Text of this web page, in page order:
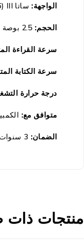
الواجهة: ساتا III (6 جيجابت/ثانية)
الحجم: 2.5 بوصة
سرعة القراءة
سرعة الكتابة
درجة حرارة
متوافق مع:
الضمان:
منتجات ذات